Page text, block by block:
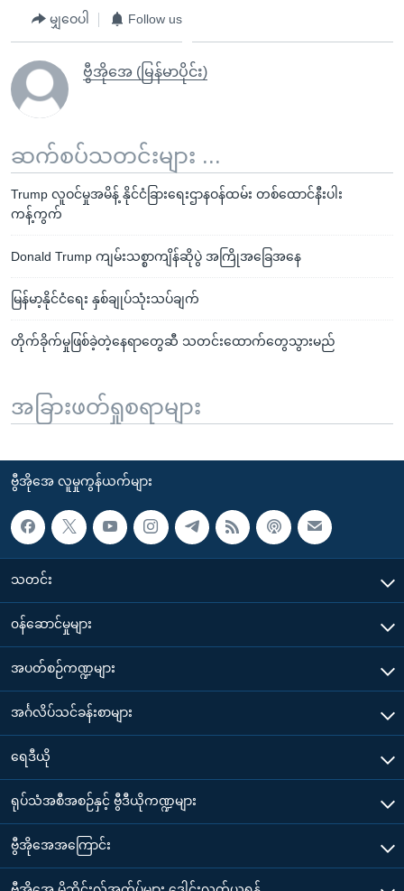
မျှဝေပါ Follow us
ဗွီအိုအေ (မြန်မာပိုင်း)
ဆက်စပ်သတင်းများ ...
Trump လူဝင်မှုအမိန့် နိုင်ငံခြားရေးဌာနဝန်ထမ်း တစ်ထောင်နီးပါး
ကန့်ကွက်
Donald Trump ကျမ်းသစ္စာကျိန်ဆိုပွဲ အကြိုအခြေအနေ
မြန်မာ့နိုင်ငံရေး နှစ်ချုပ်သုံးသပ်ချက်
တိုက်ခိုက်မှုဖြစ်ခဲ့တဲ့နေရာတွေဆီ သတင်းထောက်တွေသွားမည်
အခြားဖတ်ရှုစရာများ
ဗွီအိုအေ လူမှုကွန်ယက်များ
သတင်း
၀န်ဆောင်မှုများ
အပတ်စဉ်ကဏ္ဍများ
အင်္ဂလိပ်သင်ခန်းစာများ
ရေဒီယို
ရုပ်သံအစီအစဉ်နှင့် ဗွီဒီယိုကဏ္ဍများ
ဗွီအိုအေအကြောင်း